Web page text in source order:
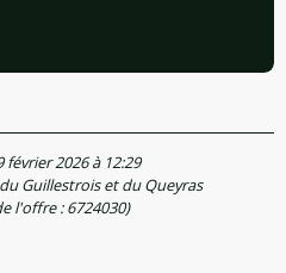
février 2026 à 12:29
Guillestrois et du Queyras
l'offre :6724030)